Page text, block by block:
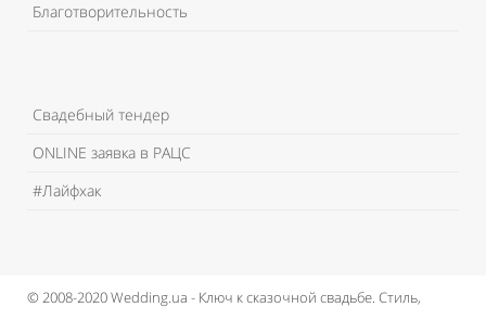
Благотворительность
Свадебный тендер
ONLINE заявка в РАЦС
#Лайфхак
© 2008-2020 Wedding.ua - Ключ к сказочной свадьбе. Стиль,